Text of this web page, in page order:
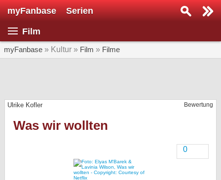
myFanbase Serien
Film
myFanbase » Kultur » Film » Filme
Bewertung
Ulrike Kofler
Was wir wollten
0
Serie suchen...
SERIEN
Veranstaltungen
Specials
SERVICE